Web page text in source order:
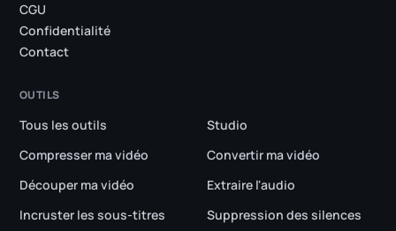
CGU
Confidentialité
Contact
OUTILS
Tous les outils
Studio
Compresser ma vidéo
Convertir ma vidéo
Découper ma vidéo
Extraire l'audio
Incruster les sous-titres
Suppression des silences